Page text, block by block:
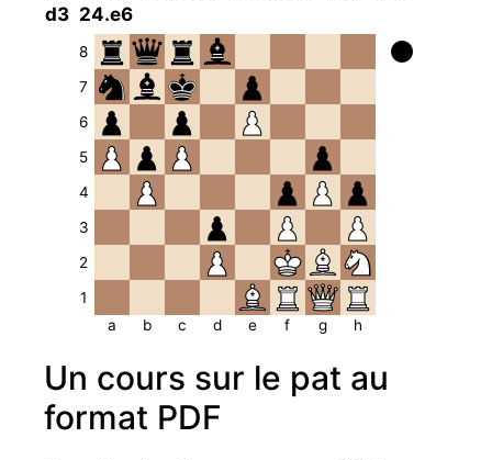
d3 24.e6
8
7
6
5
4
3
2
1
a
b c d e f g h
Un cours sur le pat au
format PDF